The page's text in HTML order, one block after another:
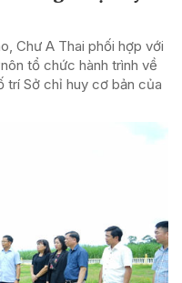
Chư A Thai phối hợp với
tổ chức hành trình về
trí Sở chỉ huy cơ bản của